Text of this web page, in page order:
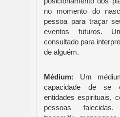
no momento do
pessoa para traçar
eventos futuros.
consultado para
de alguém.
Médium: Um
capacidade de se
entidades espirituais,
pessoas